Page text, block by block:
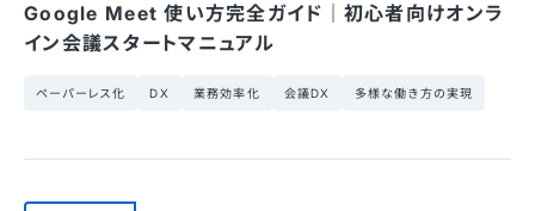
Google Meet 使い方完全ガイド｜初心者向けオンラ
イン会議スタートマニュアル
ペーパーレス化 DX 業務効率化 会議DX 多様な働き方の実現